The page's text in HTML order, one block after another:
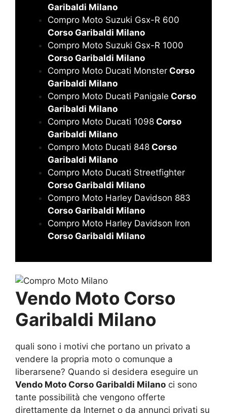
Garibaldi Milano
Compro Moto Suzuki Gsx-R 600
Corso Garibaldi Milano
Compro Moto Suzuki Gsx-R 1000
Corso Garibaldi Milano
Compro Moto Ducati Monster Corso
Garibaldi Milano
Compro Moto Ducati Panigale Corso
Garibaldi Milano
Compro Moto Ducati 1098 Corso
Garibaldi Milano
Compro Moto Ducati 848 Corso
Garibaldi Milano
Compro Moto Ducati Streetfighter
Corso Garibaldi Milano
Compro Moto Harley Davidson 883
Corso Garibaldi Milano
Compro Moto Harley Davidson Iron
Corso Garibaldi Milano
Vendo Moto Corso
Garibaldi Milano
quali sono i motivi che portano un privato a
vendere la propria moto o comunque a
liberarsene? Quando si desidera eseguire un
Vendo Moto Corso Garibaldi Milano ci sono
tante possibilità che vengono offerte
direttamente da Internet o da annunci privati su